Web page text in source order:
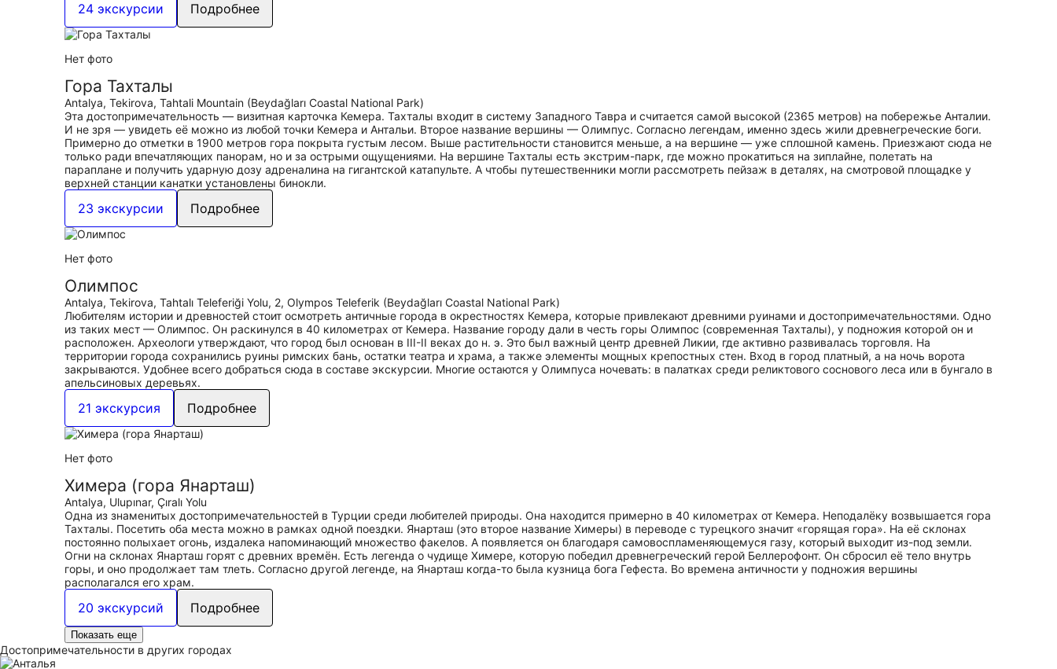
24 экскурсии Подробнее
Нет фото
Гора Тахталы
Antalya, Tekirova, Tahtali Mountain (Beydağları Coastal National Park)
Эта достопримечательность — визитная карточка Кемера. Тахталы входит в систему Западного Тавра и считается самой высокой (2365 метров) на побережье Анталии.
И не зря — увидеть её можно из любой точки Кемера и Антальи. Второе название вершины — Олимпус. Согласно легендам, именно здесь жили древнегреческие боги.
Примерно до отметки в 1900 метров гора покрыта густым лесом. Выше растительности становится меньше, а на вершине — уже сплошной камень. Приезжают сюда не
только ради впечатляющих панорам, но и за острыми ощущениями. На вершине Тахталы есть экстрим-парк, где можно прокатиться на зиплайне, полетать на
параплане и получить ударную дозу адреналина на гигантской катапульте. А чтобы путешественники могли рассмотреть пейзаж в деталях, на смотровой площадке у
верхней станции канатки установлены бинокли.
23 экскурсии Подробнее
Нет фото
Олимпос
Antalya, Tekirova, Tahtalı Teleferiği Yolu, 2, Olympos Teleferik (Beydağları Coastal National Park)
Любителям истории и древностей стоит осмотреть античные города в окрестностях Кемера, которые привлекают древними руинами и достопримечательностями. Одно
из таких мест — Олимпос. Он раскинулся в 40 километрах от Кемера. Название городу дали в честь горы Олимпос (современная Тахталы), у подножия которой он и
расположен. Археологи утверждают, что город был основан в III-II веках до н. э. Это был важный центр древней Ликии, где активно развивалась торговля. На
территории города сохранились руины римских бань, остатки театра и храма, а также элементы мощных крепостных стен. Вход в город платный, а на ночь ворота
закрываются. Удобнее всего добраться сюда в составе экскурсии. Многие остаются у Олимпуса ночевать: в палатках среди реликтового соснового леса или в бунгало в
апельсиновых деревьях.
21 экскурсия Подробнее
Нет фото
Химера (гора Янарташ)
Antalya, Ulupınar, Çıralı Yolu
Одна из знаменитых достопримечательностей в Турции среди любителей природы. Она находится примерно в 40 километрах от Кемера. Неподалёку возвышается гора
Тахталы. Посетить оба места можно в рамках одной поездки. Янарташ (это второе название Химеры) в переводе с турецкого значит «горящая гора». На её склонах
постоянно полыхает огонь, издалека напоминающий множество факелов. А появляется он благодаря самовоспламеняющемуся газу, который выходит из-под земли.
Огни на склонах Янарташ горят с древних времён. Есть легенда о чудище Химере, которую победил древнегреческий герой Беллерофонт. Он сбросил её тело внутрь
горы, и оно продолжает там тлеть. Согласно другой легенде, на Янарташ когда-то была кузница бога Гефеста. Во времена античности у подножия вершины
располагался его храм.
20 экскурсий Подробнее
Показать еще
Достопримечательности в других городах